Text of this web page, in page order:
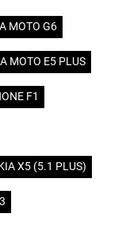
MOTO G6
MOTO E5 PLUS
F1
X5 (5.1 PLUS)